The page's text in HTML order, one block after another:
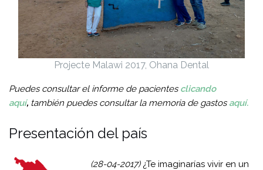
Projecte Malawi 2017, Ohana Dental
Puedes consultar el informe de pacientes clicando
aquí, también puedes consultar la memoria de gastos aquí.
Presentación del país
(28-04-2017) ¿Te imaginarías vivir en un